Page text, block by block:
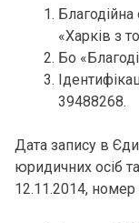
«Харків з
Бо
39488268.
Дата запису в
юридичних осіб
12.11.2014,